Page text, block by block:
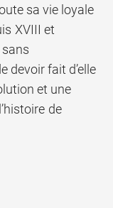
sa vie loyale
XVIII et
sans
devoir fait d’elle
et une
de